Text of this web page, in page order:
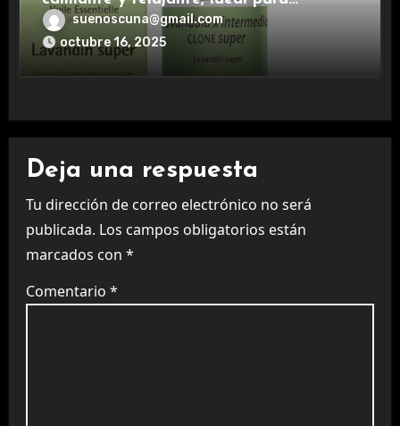
aromaterapia.
suenoscuna@gmail.com
octubre 16, 2025
Deja una respuesta
Tu dirección de correo electrónico no será
publicada. Los campos obligatorios están
marcados con *
Comentario *